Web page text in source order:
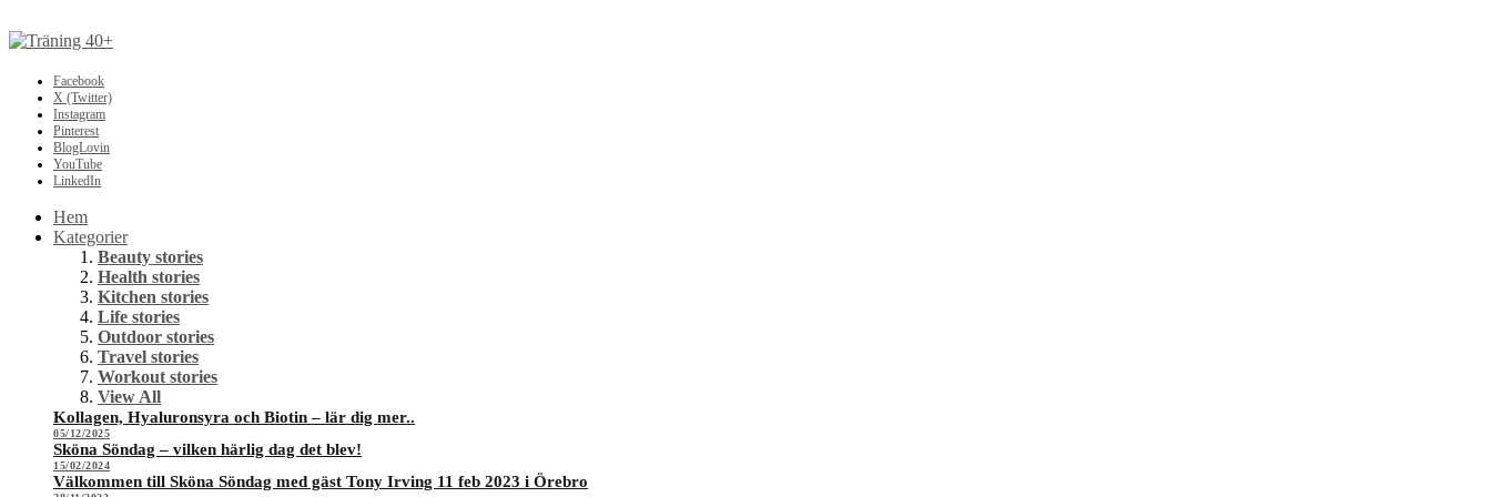
Facebook
X (Twitter)
Instagram
Pinterest
BlogLovin
YouTube
LinkedIn
Hem
Kategorier
Beauty stories
Health stories
Kitchen stories
Life stories
Outdoor stories
Travel stories
Workout stories
View All
Kollagen, Hyaluronsyra och Biotin – lär dig mer..
05/12/2025
Sköna Söndag – vilken härlig dag det blev!
15/02/2024
Välkommen till Sköna Söndag med gäst Tony Irving 11 feb 2023 i Örebro